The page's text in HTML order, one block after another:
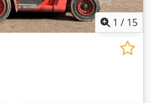
1 / 15